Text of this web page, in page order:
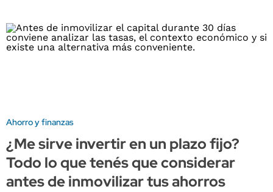
Ahorro y finanzas
¿Me sirve invertir en un plazo fijo?
Todo lo que tenés que considerar
antes de inmovilizar tus ahorros